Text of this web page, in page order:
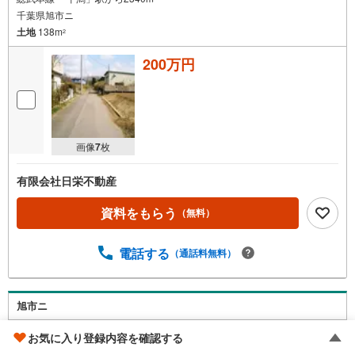
千葉県旭市ニ
土地138m2
画像7枚
200万円
有限会社日栄不動産
資料をもらう （無料）
電話する （通話料無料）
旭市ニ
お気に入り登録内容を確認する